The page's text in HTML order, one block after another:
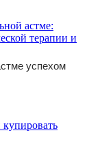
астме:
терапии и
успехом